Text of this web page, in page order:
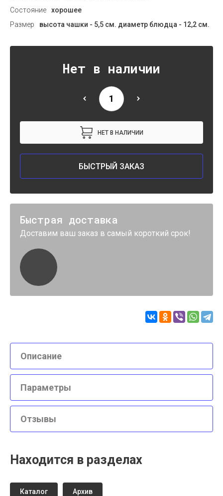
Состояние
хорошее
Размер
высота чашки - 5,5 см. диаметр блюдца - 12,2 см.
Нет в наличии
НЕТ В НАЛИЧИИ
БЫСТРЫЙ ЗАКАЗ
Быстрая доставка
Доставим ваш заказ в самый короткий срок!
Описание
Параметры
Отзывы
Находится в разделах
Каталог Архив